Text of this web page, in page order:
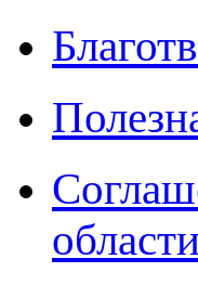
области